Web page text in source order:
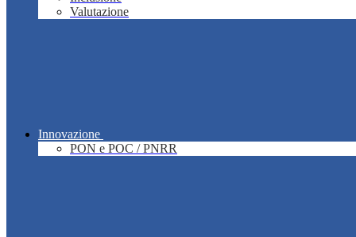
Valutazione
Innovazione
PON e POC / PNRR